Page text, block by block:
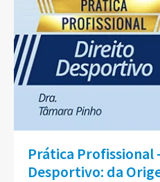
Prática Profissional
Desportivo: da